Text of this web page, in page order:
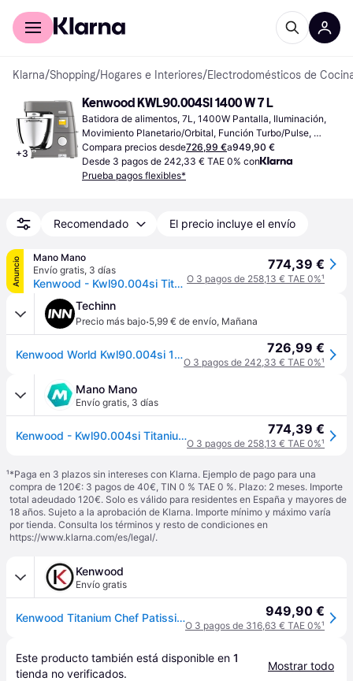
Comprar con Klarna
Klarna/Shopping/Hogares e Interiores/Electrodomésticos de
+3
Kenwood KWL90.004SI 1400 W 7 L
Batidora de alimentos, 7L, 1400W Pantalla, Iluminación,
Movimiento Planetario/Orbital, Función Turbo/Pulse,
Protector contra Salpicaduras, Función Temporizador,
Almacenamiento de cable, Piezas Aptas para Lavavajillas
Compara precios desde726,99 €a949,90 €
Desde 3 pagos de 242,33 € TAE 0% con
Prueba pagos flexibles*
Recomendado El precio incluye el envío
Anuncio
Mano Mano
Envío gratis, 3 días
Kenwood - Kwl90.004si Titanium Chef Patissier Xl Robot De Cocina
774,39 €
O 3 pagos de 258,13 € TAE 0%¹
Techinn
Precio más bajo·5,99 € de envío, Mañana
Kenwood World Kwl90.004si 1400w 7l Dough Mixer Plateado One Size / EU Plug 220V 726,99 €
O 3 pagos de 242,33 € TAE 0%¹
Mano Mano
Envío gratis, 3 días
Kenwood - Kwl90.004si Titanium Chef Patissier Xl Robot De Cocina 774,39 €
O 3 pagos de 258,13 € TAE 0%¹
¹*Paga en 3 plazos sin intereses con Klarna. Ejemplo de pago para una
compra de 120€: 3 pagos de 40€, TIN 0 % TAE 0 %. Plazo: 2 meses. Importe
total adeudado 120€. Solo es válido para residentes en España y mayores de
18 años. Sujeto a la aprobación de Klarna. Importe mínimo y máximo varía
por tienda. Consulta los términos y resto de condiciones en
https://www.klarna.com/es/legal/.
Kenwood
Envío gratis
Kenwood Titanium Chef Patissier XL KWL90.004SI 949,90 €
O 3 pagos de 316,63 € TAE 0%¹
Este producto también está disponible en 1
tienda no verificados.
Mostrar todo